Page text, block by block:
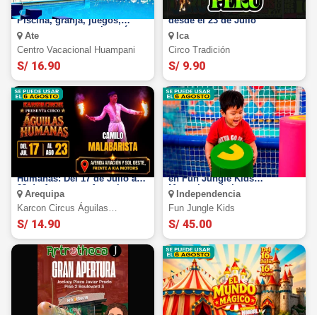
Full Day en Huampani:
Piscina, granja, juegos,
restaurantes y mucho más
Ate
Centro Vacacional Huampani
S/ 16.90
Circo Tradición Ica 2026:
desde el 23 de Julio
Ica
Circo Tradición
S/ 9.90
Karson Circus Águilas
Humanas: Del 17 de Julio al
23 de Agosto en Arequipa
Arequipa
Karcon Circus Águilas
Humanas
S/ 14.90
90 minutos de Full diversión
en Fun Jungle Kids
Megaplaza de lunes a
domingo.
Independencia
Fun Jungle Kids
S/ 45.00